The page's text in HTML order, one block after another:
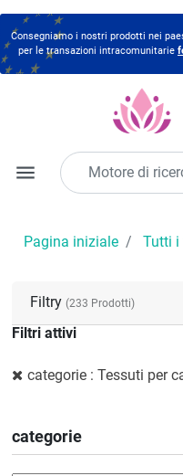
Consegniamo i nostri prodotti nei
per le transazioni intracomunitarie
menu
Pagina iniziale Tutti i
Filtry (233 Prodotti)
Filtri attivi
categorie : Tessuti per
categorie